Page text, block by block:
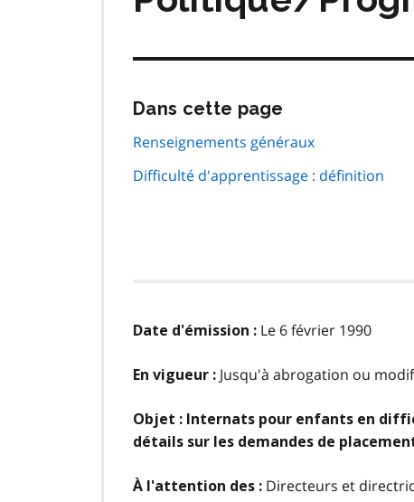
Dans cette page
navigation
page
Renseignements généraux
Difficulté d'apprentissage : définition
Date d'émission : Le 6 février 1990
En vigueur : Jusqu'à abrogation ou
Objet : Internats pour enfants en
détails sur les demandes de
À l'attention des : Directeurs et